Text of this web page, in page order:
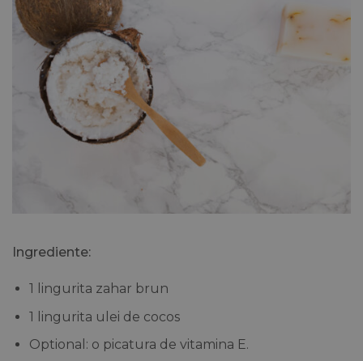
Ingrediente:
1 lingurita zahar brun
1 lingurita ulei de cocos
Optional: o picatura de vitamina E.